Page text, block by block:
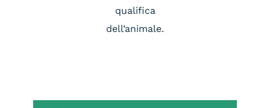
qualifica
dell’animale.